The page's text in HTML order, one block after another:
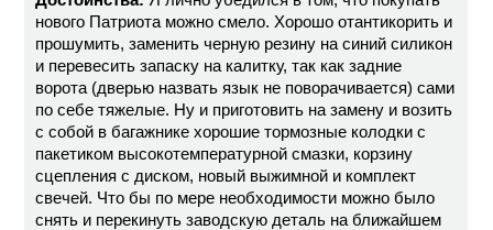
нового Патриота можно смело. Хорошо отантикорить и
прошумить, заменить черную резину на синий силикон
и перевесить запаску на калитку, так как задние
ворота (дверью назвать язык не поворачивается) сами
по себе тяжелые. Ну и приготовить на замену и возить
с собой в багажнике хорошие тормозные колодки с
пакетиком высокотемпературной смазки, корзину
сцепления с диском, новый выжимной и комплект
свечей. Что бы по мере необходимости можно было
снять и перекинуть заводскую деталь на ближайшем